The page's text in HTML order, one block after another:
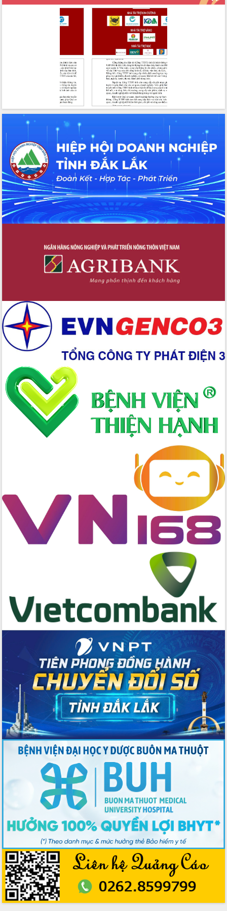
cho trạm y tế cấp xã
Du lịch Đắk Lắk nâng tầm trải nghiệm
du khách thông qua Hệ thống cơ sở dữ
trong thương mại điện tử năm 2026
Đoàn đại biểu Quốc hội tỉnh Đắk Lắk
trao đổi thông tin trước Kỳ họp thứ
nhất, Quốc hội khóa XVI
Quyết liệt cải cách hành chính, khơi
thông nguồn lực phát triển
Nâng cao hiệu lực, hiệu quả HĐND
tỉnh thông qua hiện đại hóa hành chính
Xã Ea Phê gắn cải cách hành chính với
chuyển đổi số
Phó Chủ tịch Thường trực UBND tỉnh
Hồ Thị Nguyên Thảo làm việc tại Trung
tâm Phục vụ hành chính công xã Ea
Phê
Xây dựng nền hành chính số đồng
đấu có 77% xã đạt chuẩn nông thôn
Chuyển đổi số 'mở đường' cho nông
nghiệp Đắk Lắk tăng trưởng bứt phá
địa chính, hoàn thiện cơ sở dữ liệu đất
Ứng dụng sinh trắc học - Bước tiến
trong hành trình chuyển đổi số tại Đắk
Lắk
Đắk Lắk nâng cao hiệu quả công tác
Đảng từ Sổ tay đảng viên điện tử
Đắk Lắk đẩy mạnh nuôi biển công
nghệ, hướng tới phát triển thủy sản
bền vững
Tập huấn nâng cao năng lực triển khai
chuyển đổi số cho cán bộ, công chức
tâm đạt được mục tiêu tăng trưởng
hai con số trong năm 2026
Tổ chức trang trọng Lễ hội Đền thờ
Lương Văn Chánh năm 2026
Phó Bí thư Tỉnh ủy Đắk Lắk Đỗ Hữu
Chuyển đổi số thư viện: Mở rộng
không gian tri thức trong thời đại số
Đánh giá, rút kinh nghiệm công tác tổ
chức diễn tập trước ngày bầu cử
Chương trình “Gặp gỡ hữu nghị –
Friendship Meeting New Year 2026”
Bầu cử Quốc hội và HĐND: Cử tri Đắk
Lắk gửi gắm niềm tin, kỳ vọng vào lá
phiếu
Đắk Lắk sẵn sàng các điều kiện cho
Ngày hội bầu cử đại biểu Quốc hội
khóa XVI và HĐND các cấp nhiệm kỳ
2026-2031
Đảm bảo cuộc bầu cử đại biểu Quốc
hội và đại biểu HĐND các cấp diễn ra
an toàn, hiệu quả, đúng quy định
Thủ tướng Chính phủ Phạm Minh Chính
kiểm tra, chỉ đạo hoàn thành các dự
án cao tốc và thăm khu tái định cư tại
Sôi nổi Hội đua ngựa truyền thống Gò
Thì Thùng mừng Xuân Bính Ngọ 2026
Lãnh đạo tỉnh dâng hương tưởng niệm
tại Đập Đồng Cam đầu Xuân Bính Ngọ
Ngành nông nghiệp phấn đấu tăng
trưởng đạt 5,86% trong năm 2026
UBND tỉnh Đắk Lắk triển khai công tác
quốc phòng, quân sự địa phương năm